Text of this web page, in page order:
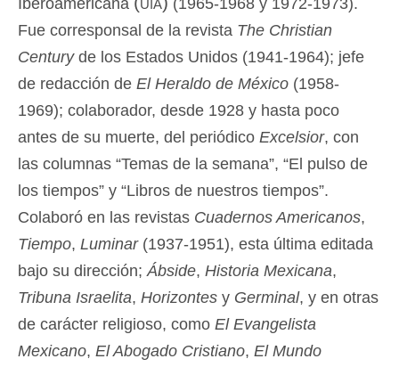
Fue corresponsal de la revista The Christian
Centuryde los Estados Unidos (1941-1964); jefe
de redacción de El Heraldo de México (1958-
1969); colaborador, desde 1928 y hasta poco
antes de su muerte, del periódico Excelsior, con
las columnas “Temas de la semana”, “El pulso de
los tiempos” y “Libros de nuestros tiempos”.
Colaboró en las revistas Cuadernos Americanos,
Tiempo, Luminar(1937-1951), esta última editada
bajo su dirección; Ábside, Historia Mexicana,
Tribuna Israelita, Horizontes y Germinal, y en otras
de carácter religioso, como El Evangelista
Mexicano, El Abogado Cristiano, El Mundo